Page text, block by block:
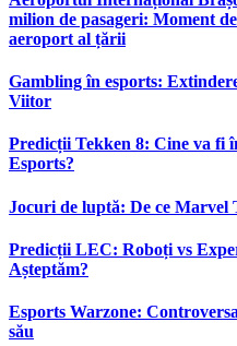
milion de pasageri: Moment
aeroport al țării
Gambling în esports:
Viitor
Predicții Tekken 8: Cine va fi
Esports?
Jocuri de luptă: De ce Marvel
Predicții LEC: Roboți vs
Așteptăm?
Esports Warzone:
său